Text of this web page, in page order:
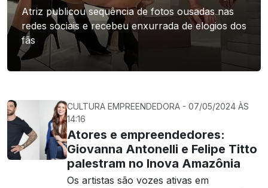
Atriz publicou sequência de fotos ousadas nas
redes sociais e recebeu enxurrada de elogios dos
fãs
CULTURA EMPREENDEDORA - 07/05/2024 ÀS
14:16
Atores e empreendedores:
Giovanna Antonelli e Felipe Titto
palestram no Inova Amazônia
Os artistas são vozes ativas em